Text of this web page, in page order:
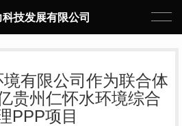
技发展有限公司
有限公司作为联合体
贵州仁怀水环境综合
PPP项目